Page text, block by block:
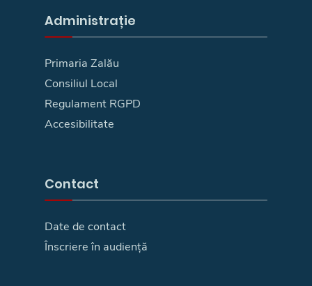
Administrație
Primaria Zalău
Consiliul Local
Regulament RGPD
Accesibilitate
Contact
Date de contact
Înscriere în audiență